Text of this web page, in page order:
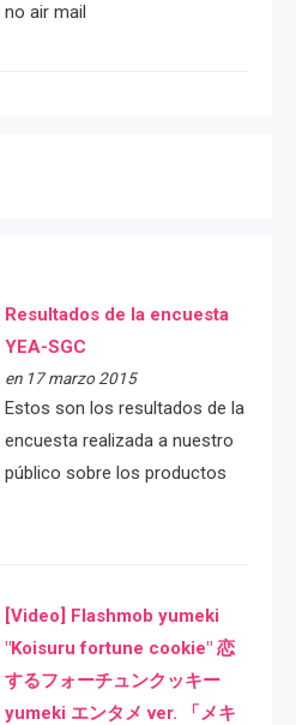
no air mail
Resultados de la encuesta
YEA-SGC
en 17 marzo 2015
Estos son los resultados de la
encuesta realizada a nuestro
público sobre los productos
[Video] Flashmob yumeki
"Koisuru fortune cookie" 恋
するフォーチュンクッキー
yumeki エンタメ ver. 「メキ